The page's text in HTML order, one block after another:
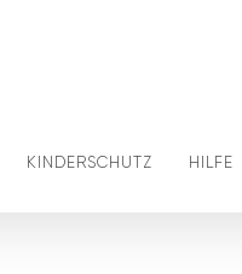
KINDERSCHUTZ HILFE